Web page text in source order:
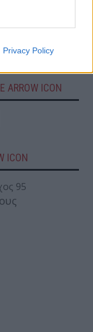
Privacy Policy
της με
πρακτική